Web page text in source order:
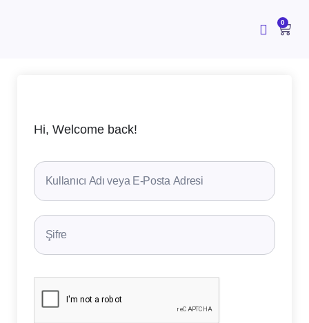
0
Hi, Welcome back!